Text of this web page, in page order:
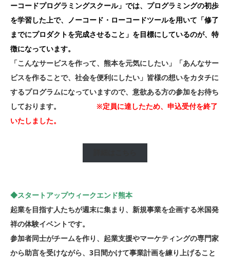
ーコードプログラミングスクール」では、プログラミングの初歩
を学習した上で、ノーコード・ローコードツールを用いて「修了
までにプロダクトを完成させること」を目標にしているのが、特
徴になっています。
「こんなサービスを作って、熊本を元気にしたい」「あんなサー
ビスを作ることで、社会を便利にしたい」皆様の想いをカタチに
するプログラムになっていますので、意欲ある方の参加をお待ち
しております。 ※定員に達したため、申込受付を終了
いたしました。
◆スタートアップウィークエンド熊本
起業を目指す人たちが週末に集まり、新規事業を企画する米国発
祥の体験イベントです。
参加者同士がチームを作り、起業支援やマーケティングの専門家
から助言を受けながら、3日間かけて事業計画を練り上げること